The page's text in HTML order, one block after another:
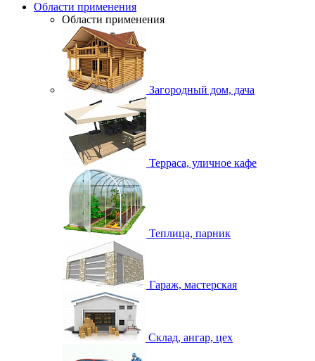
Области применения
Области применения
Загородный дом, дача
Терраса, уличное кафе
Теплица, парник
Гараж, мастерская
Склад, ангар, цех